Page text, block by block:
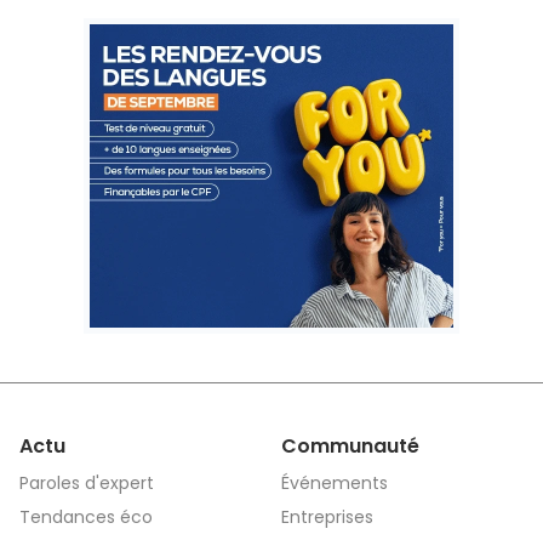
Actu
Paroles d'expert
Tendances éco
Communauté
Événements
Entreprises